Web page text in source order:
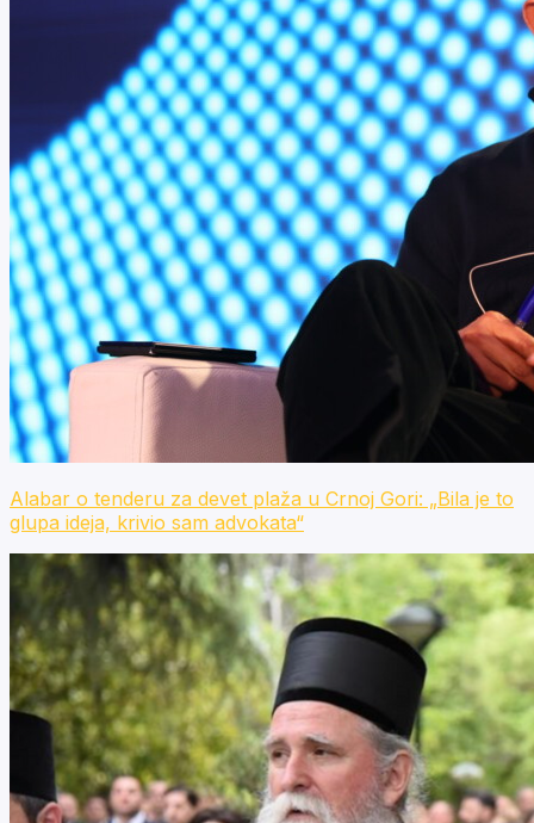
Alabar o tenderu za devet plaža u Crnoj Gori: „Bila je to
glupa ideja, krivio sam advokata“